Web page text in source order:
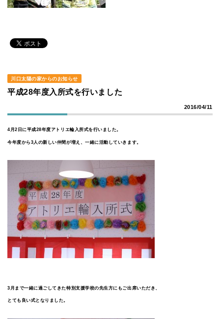
川口太陽の家からのお知らせ
平成28年度入所式を行いました
2016/04/11
4月2日に平成28年度アトリエ輪入所式を行いました。
今年度から3人の新しい仲間が増え、一緒に活動していきます。
3月まで一緒に過ごしてきた特別支援学校の先生方にもご出席いただき、
とても良い式となりました。